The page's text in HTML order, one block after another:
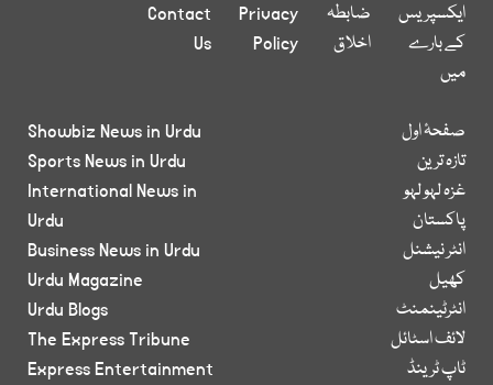
ایکسپریس
کے بارے
میں
ضابطہ
اخلاق
Privacy
Policy
Contact
Us
صفحۂ اول
تازہ ترین
غزہ لہو لہو
پاکستان
انٹر نیشنل
کھیل
انٹرٹینمنٹ
لائف اسٹائل
ٹاپ ٹرینڈ
Showbiz News in Urdu
Sports News in Urdu
International News in
Urdu
Business News in Urdu
Urdu Magazine
Urdu Blogs
The Express Tribune
Express Entertainment